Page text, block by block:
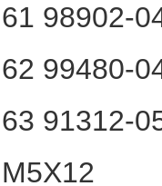
61 98902-
62 99480-
63 91312-
M5X12